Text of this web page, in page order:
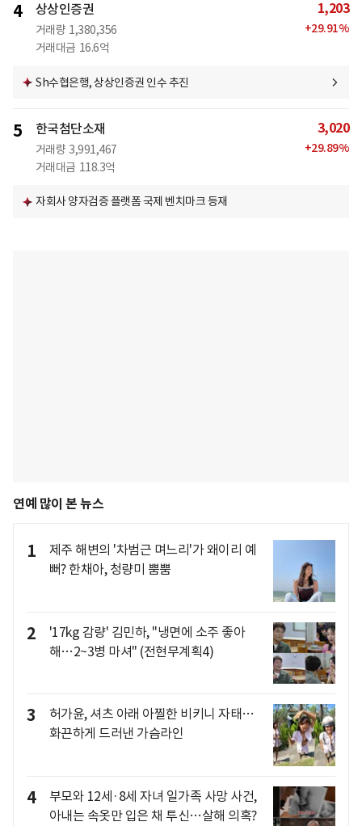
4 상상인증권
거래량 1,380,356
거래대금 16.6억
1,203
+29.91%
Sh수협은행, 상상인증권 인수 추진
5 한국첨단소재
거래량 3,991,467
거래대금 118.3억
3,020
+29.89%
자회사 양자검증 플랫폼 국제 벤치마크 등재
연예 많이 본 뉴스
1
제주 해변의 '차범근 며느리'가 왜이리 예
뻐? 한채아, 청량미 뿜뿜
2
'17kg 감량' 김민하, "냉면에 소주 좋아
해…2~3병 마셔" (전현무계획4)
3
허가윤, 셔츠 아래 아찔한 비키니 자태…
화끈하게 드러낸 가슴라인
4
부모와 12세·8세 자녀 일가족 사망 사건,
아내는 속옷만 입은 채 투신…살해 의혹?